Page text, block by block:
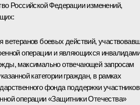
Российской Федерации изменений,
ветеранов боевых действий,
операции и являющихся
максимально отвечающей запросам
категории граждан, в рамках
фонда поддержки участников
операции «Защитники Отечества»